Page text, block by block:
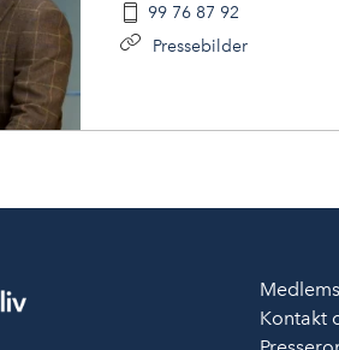
99 76 87 92
Pressebilder
Kontakt